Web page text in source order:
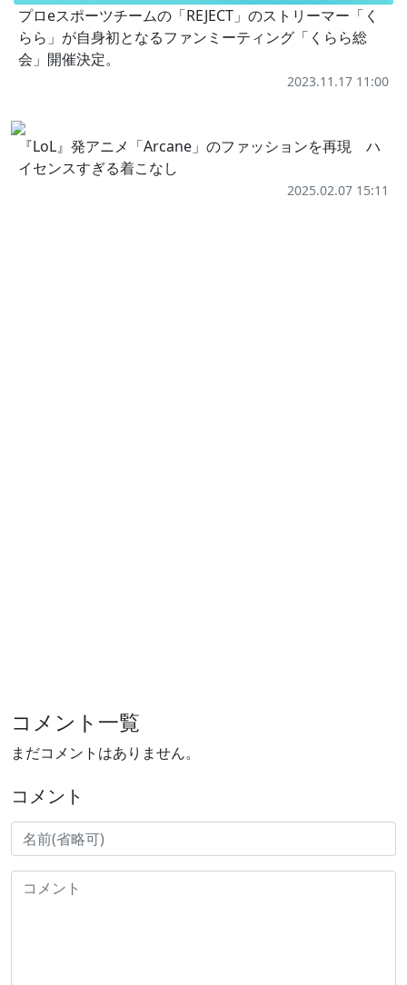
プロeスポーツチームの「REJECT」のストリーマー「く
らら」が自身初となるファンミーティング「くらら総
会」開催決定。
2023.11.17 11:00
『LoL』発アニメ「Arcane」のファッションを再現 ハ
イセンスすぎる着こなし
2025.02.07 15:11
コメント一覧
まだコメントはありません。
コメント